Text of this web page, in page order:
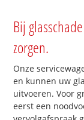
Bij
zorgen.
Onze
en kunnen uw
uitvoeren. Voor
eerst een